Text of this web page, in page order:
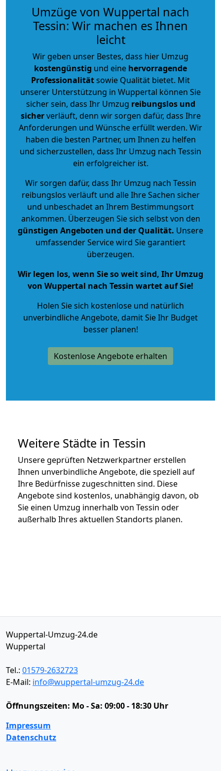
Umzüge von Wuppertal nach
Tessin: Wir machen es Ihnen
leicht
Wir geben unser Bestes, dass hier Umzug
kostengünstig und eine hervorragende
Professionalitätsowie Qualität bietet. Mit
unserer Unterstützung in Wuppertal können Sie
sicher sein, dass Ihr Umzug reibungslos und
sicherverläuft, denn wir sorgen dafür, dass Ihre
Anforderungen und Wünsche erfüllt werden. Wir
haben die besten Partner, um Ihnen zu helfen
und sicherzustellen, dass Ihr Umzug nach Tessin
ein erfolgreicher ist.
Wir sorgen dafür, dass Ihr Umzug nach Tessin
reibungslos verläuft und alle Ihre Sachen sicher
und unbeschadet an Ihrem Bestimmungsort
ankommen. Überzeugen Sie sich selbst von den
günstigen Angeboten und der Qualität. Unsere
umfassender Service wird Sie garantiert
überzeugen.
Wir legen los, wenn Sie so weit sind, Ihr Umzug
von Wuppertal nach Tessin wartet auf Sie!
Holen Sie sich kostenlose und natürlich
unverbindliche Angebote, damit Sie Ihr Budget
besser planen!
Kostenlose Angebote erhalten
Weitere Städte in Tessin
Unsere geprüften Netzwerkpartner erstellen
Ihnen unverbindliche Angebote, die speziell auf
Ihre Bedürfnisse zugeschnitten sind. Diese
Angebote sind kostenlos, unabhängig davon, ob
Sie einen Umzug innerhalb von Tessin oder
außerhalb Ihres aktuellen Standorts planen.
Wuppertal-Umzug-24.de
Wuppertal
Tel.: 01579-2632723
E-Mail: info@wuppertal-umzug-24.de
Öffnungszeiten: Mo - Sa: 09:00 - 18:30 Uhr
Impressum
Datenschutz